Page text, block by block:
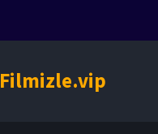
Filmizle.vip